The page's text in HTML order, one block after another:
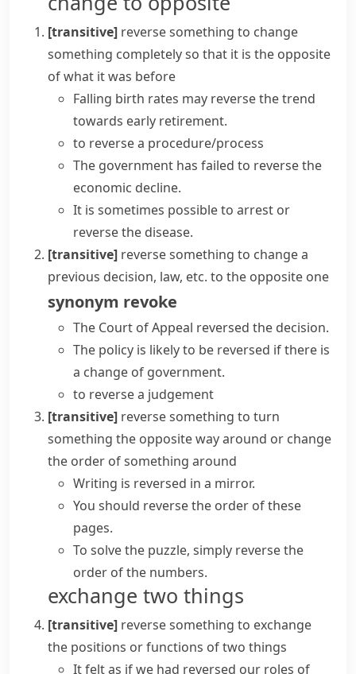
[transitive] reverse something to change
something completely so that it is the opposite
of what it was before
Falling birth rates may reverse the trend
towards early retirement.
to reverse a procedure/process
The government has failed to reverse the
economic decline.
It is sometimes possible to arrest or
reverse the disease.
[transitive] reverse something to change a
previous decision, law, etc. to the opposite one
synonym revoke
The Court of Appeal reversed the decision.
The policy is likely to be reversed if there is
a change of government.
to reverse a judgement
[transitive] reverse something to turn
something the opposite way around or change
the order of something around
Writing is reversed in a mirror.
You should reverse the order of these
pages.
To solve the puzzle, simply reverse the
order of the numbers.
exchange two things
[transitive] reverse something to exchange
the positions or functions of two things
It felt as if we had reversed our roles of